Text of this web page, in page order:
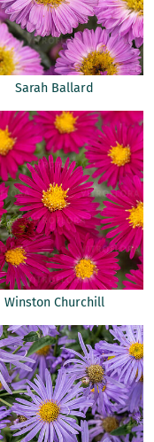
Sarah Ballard
Winston Churchill